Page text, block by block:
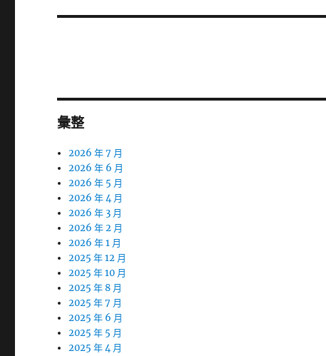
篇
彙整
2026 年 7 月
2026 年 6 月
2026 年 5 月
2026 年 4 月
2026 年 3 月
2026 年 2 月
2026 年 1 月
2025 年 12 月
2025 年 10 月
2025 年 8 月
2025 年 7 月
2025 年 6 月
2025 年 5 月
2025 年 4 月